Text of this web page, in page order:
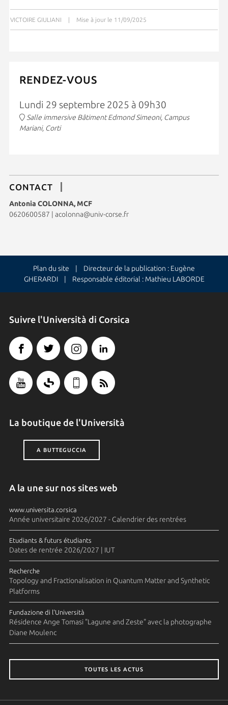
VICTOIRE GIULIANI Mise à jour le 11/09/2025
RENDEZ-VOUS
Lundi 29 septembre 2025 à 09h30
Salle immersive Bâtiment Edmond Simeoni, Campus
Mariani, Corti
CONTACT
Antonia COLONNA, MCF
0620600587
acolonna@univ-corse.fr
Plan du site | Directeur de la publication : Eugène
GHERARDI | Responsable éditorial : Mathieu LABORDE
Suivre l'Università di Corsica
La boutique de l'Università
A BUTTEGUCCIA
A la une sur nos sites web
www.universita.corsica
Année universitaire 2026/2027 - Calendrier des rentrées
Etudiants & futurs étudiants
Dates de rentrée 2026/2027 | IUT
Recherche
Topology and Fractionalisation in Quantum Matter and Synthetic
Platforms
Fundazione di l'Università
Résidence Ange Tomasi "Lagune and Zeste" avec la photographe
Diane Moulenc
TOUTES LES ACTUS